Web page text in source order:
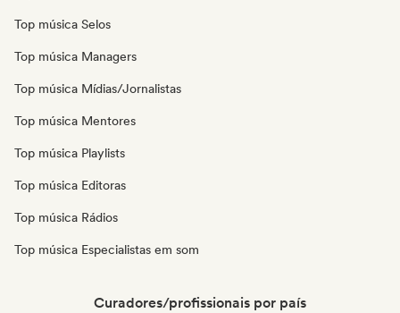
Top música Selos
Top música Managers
Top música Mídias/Jornalistas
Top música Mentores
Top música Playlists
Top música Editoras
Top música Rádios
Top música Especialistas em som
Curadores/profissionais por país